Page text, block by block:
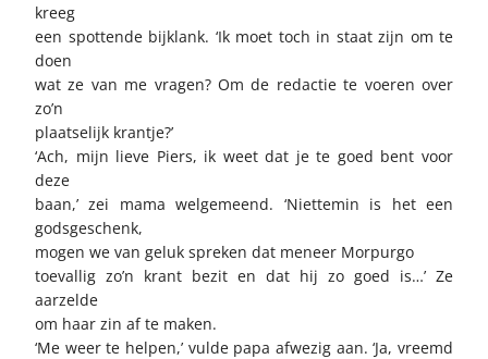
kreeg
een spottende bijklank. ‘Ik moet toch in staat zijn om te
doen
wat ze van me vragen? Om de redactie te voeren over
zo’n
plaatselijk krantje?’
‘Ach, mijn lieve Piers, ik weet dat je te goed bent voor
deze
baan,’ zei mama welgemeend. ‘Niettemin is het een
godsgeschenk,
mogen we van geluk spreken dat meneer Morpurgo
toevallig zo’n krant bezit en dat hij zo goed is…’ Ze
aarzelde
om haar zin af te maken.
‘Me weer te helpen,’ vulde papa afwezig aan. ‘Ja, vreemd